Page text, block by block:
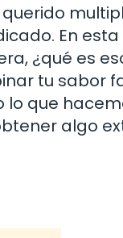
En
¿qué es
tu sabor
lo que
algo